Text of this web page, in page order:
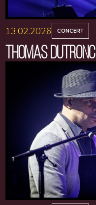
13.02.2026 CONCERT
THOMAS DUTRONC